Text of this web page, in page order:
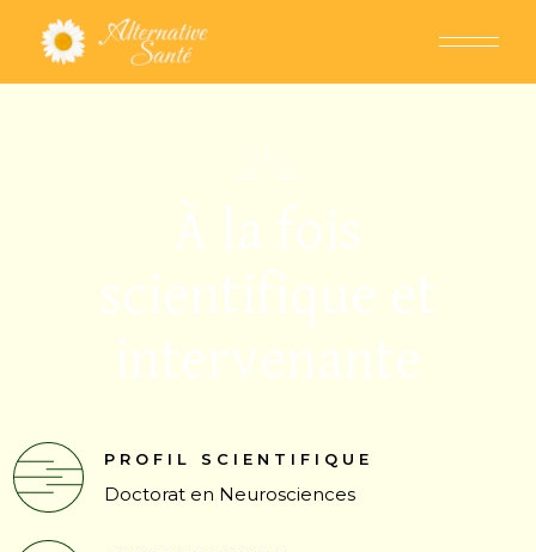
À la fois
scientifique et
intervenante
PROFIL SCIENTIFIQUE
Doctorat en Neurosciences